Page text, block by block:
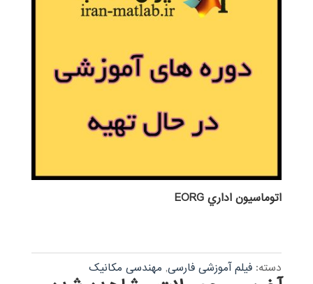
اتوماسيون اداري EORG
دسته: فیلم آموزشی فارسی, مهندسی مکانیک